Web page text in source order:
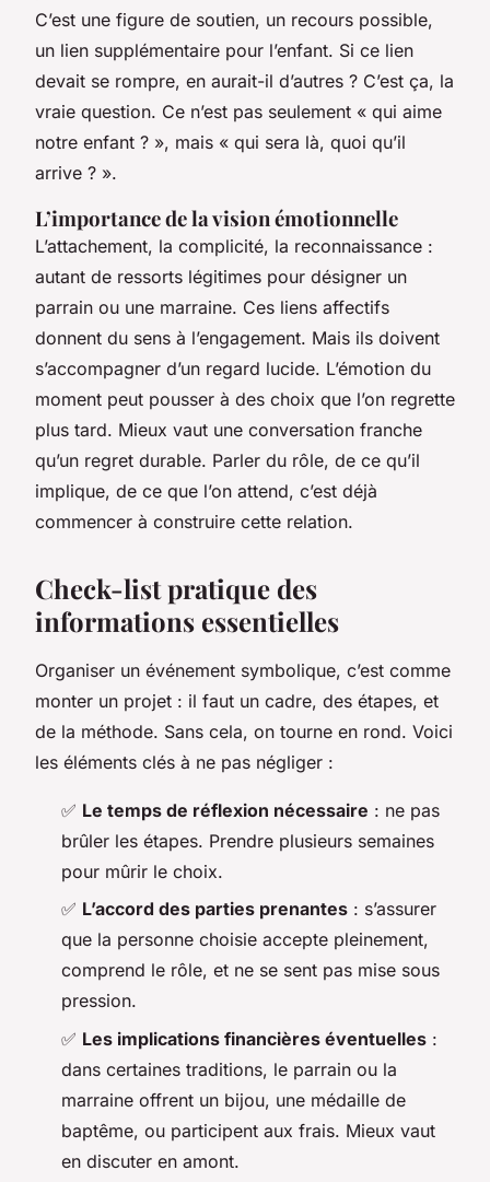
C’est une figure de soutien, un recours possible,
un lien supplémentaire pour l’enfant. Si ce lien
devait se rompre, en aurait-il d’autres ? C’est ça, la
vraie question. Ce n’est pas seulement « qui aime
notre enfant ? », mais « qui sera là, quoi qu’il
arrive ? ».
L’importance de la vision émotionnelle
L’attachement, la complicité, la reconnaissance :
autant de ressorts légitimes pour désigner un
parrain ou une marraine. Ces liens affectifs
donnent du sens à l’engagement. Mais ils doivent
s’accompagner d’un regard lucide. L’émotion du
moment peut pousser à des choix que l’on regrette
plus tard. Mieux vaut une conversation franche
qu’un regret durable. Parler du rôle, de ce qu’il
implique, de ce que l’on attend, c’est déjà
commencer à construire cette relation.
Check-list pratique des
informations essentielles
Organiser un événement symbolique, c’est comme
monter un projet : il faut un cadre, des étapes, et
de la méthode. Sans cela, on tourne en rond. Voici
les éléments clés à ne pas négliger :
✅ Le temps de réflexion nécessaire : ne pas
brûler les étapes. Prendre plusieurs semaines
pour mûrir le choix.
✅ L’accord des parties prenantes : s’assurer
que la personne choisie accepte pleinement,
comprend le rôle, et ne se sent pas mise sous
pression.
✅ Les implications financières éventuelles :
dans certaines traditions, le parrain ou la
marraine offrent un bijou, une médaille de
baptême, ou participent aux frais. Mieux vaut
en discuter en amont.